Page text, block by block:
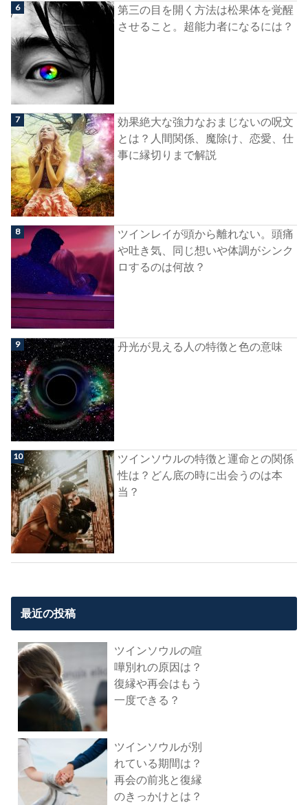
第三の目を開く方法は松果体を覚醒
させること。超能力者になるには？
効果絶大な強力なおまじないの呪文
とは？人間関係、魔除け、恋愛、仕
事に縁切りまで解説
ツインレイが頭から離れない。頭痛
や吐き気、同じ想いや体調がシンク
ロするのは何故？
丹光が見える人の特徴と色の意味
ツインソウルの特徴と運命との関係
性は？どん底の時に出会うのは本
当？
最近の投稿
ツインソウルの喧
嘩別れの原因は？
復縁や再会はもう
一度できる？
ツインソウルが別
れている期間は？
再会の前兆と復縁
のきっかけとは？